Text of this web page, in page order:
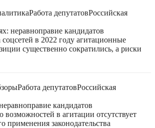
Работа депутатовРоссийская
неравноправие кандидатов
соцсетей в 2022 году агитационные
существенно сократились, а риски
Работа депутатовРоссийская
кандидатов
возможностей в агитации отсутствует
применения законодательства